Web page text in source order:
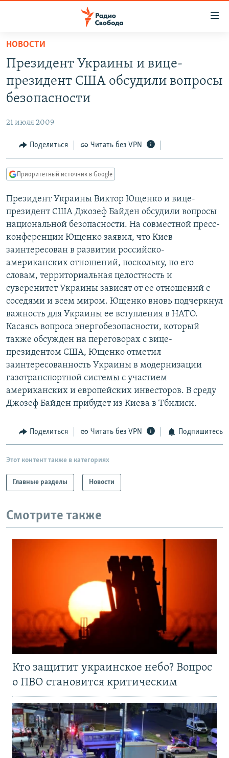
упрощенного
доступа
основному
Вернутся
Вернутся
поиску
ПОДКАСТЫ
АВТОРСКИЕ ПРОЕКТЫ
МНЕНИЯ
КУЛЬТУРА
КАВКАЗ.РЕАЛИИ
СЕВЕР.РЕАЛИИ
СИБИРЬ.РЕАЛИИ
РАСПИСАНИЕ ВЕЩАНИЯ
ПОДПИШИТЕСЬ НА РАССЫЛКУ
СОЦИАЛЬНЫЕ СЕТИ
Все сайты РСЕ/РС
НОВОСТИ
Президент Украины и вице-
президент США обсудили вопросы
безопасности
21 июля 2009
Поделиться Читать без VPN
Приоритетный источник в Google
Президент Украины Виктор Ющенко и вице-
президент США Джозеф Байден обсудили вопросы
национальной безопасности. На совместной пресс-
конференции Ющенко заявил, что Киев
заинтересован в развитии российско-
американских отношений, поскольку, по его
словам, территориальная целостность и
суверенитет Украины зависят от ее отношений с
соседями и всем миром. Ющенко вновь подчеркнул
важность для Украины ее вступления в НАТО.
Касаясь вопроса энергобезопасности, который
также обсужден на переговорах с вице-
президентом США, Ющенко отметил
заинтересованность Украины в модернизации
газотранспортной системы с участием
американских и европейских инвесторов. В среду
Джозеф Байден прибудет из Киева в Тбилиси.
Поделиться Читать без VPN Подпишитесь
Этот контент также в категориях
Главные разделы Новости
Смотрите также
Кто защитит украинское небо? Вопрос
о ПВО становится критическим